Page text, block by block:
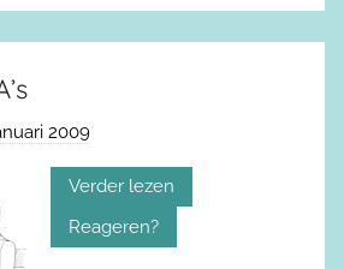
2009
Verder lezen
Reageren?